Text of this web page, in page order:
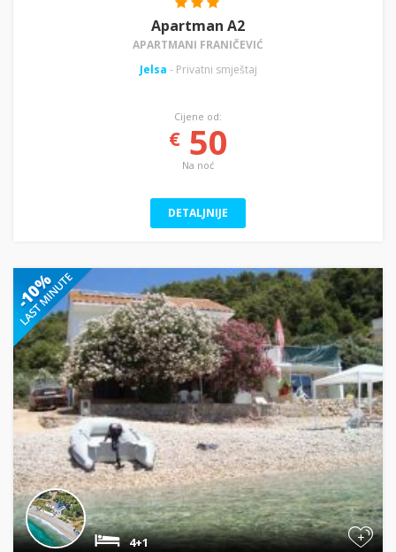
Apartman A2
APARTMANI FRANIČEVIĆ
Jelsa - Privatni smještaj
Cijene od:
€50
Na noć
DETALJNIJE
+
4+1